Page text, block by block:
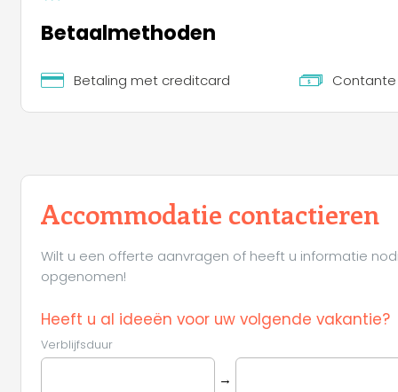
Betaalmethoden
Betaling met creditcard
Accommodatie contactieren
Wilt u een offerte aanvragen of heeft u informatie
opgenomen!
Heeft u al ideeën voor uw volgende vakantie?
Verblijfsduur
→